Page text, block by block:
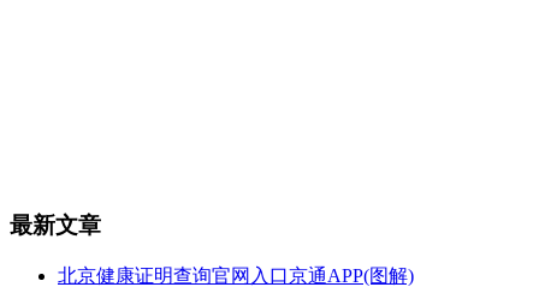
最新文章
北京健康证明查询官网入口京通APP(图解)